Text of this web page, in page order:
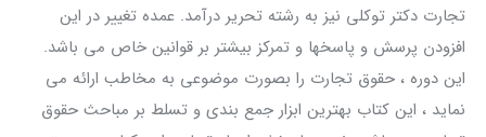
تجارت دکتر توکلی نیز به رشته تحریر درآمد. عمده تغییر در این
افزودن پرسش و پاسخها و تمرکز بیشتر بر قوانین خاص می باشد.
این دوره ، حقوق تجارت را بصورت موضوعی به مخاطب ارائه می
نماید ، این کتاب بهترین ابزار جمع بندی و تسلط بر مباحث حقوق